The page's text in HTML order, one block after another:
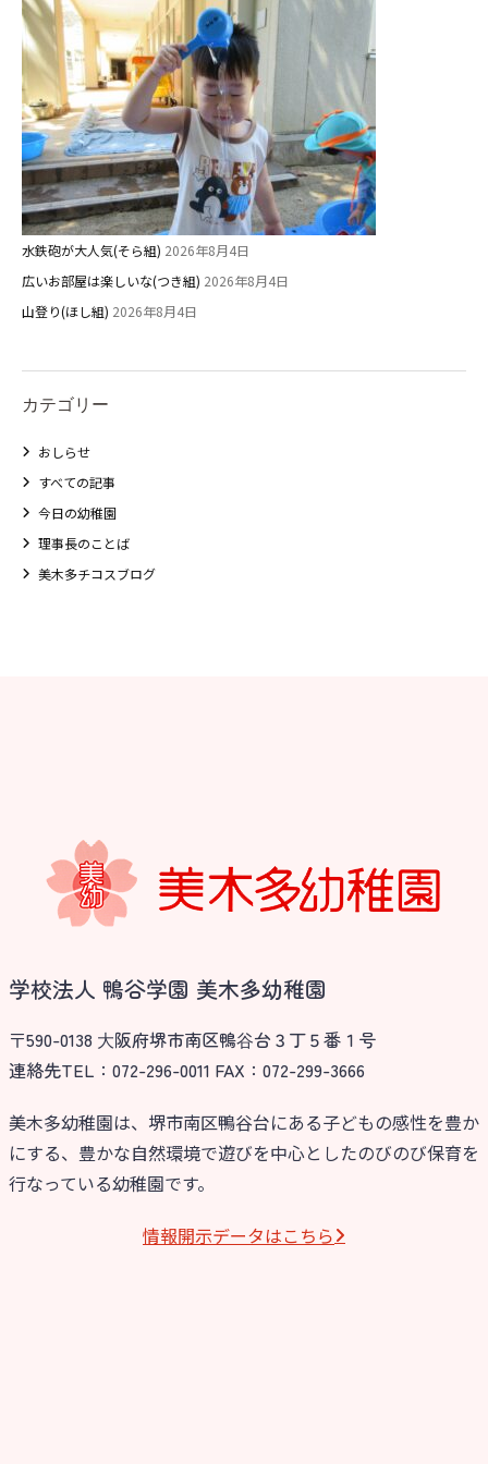
水鉄砲が大人気(そら組) 2026年8月4日
広いお部屋は楽しいな(つき組) 2026年8月4日
山登り(ほし組) 2026年8月4日
カテゴリー
おしらせ
すべての記事
今日の幼稚園
理事長のことば
美木多チコスブログ
学校法人 鴨谷学園 美木多幼稚園
〒590-0138 ⼤阪府堺市南区鴨⾕台３丁５番１号
連絡先TEL：072-296-0011 FAX：072-299-3666
美木多幼稚園は、堺市南区鴨谷台にある子どもの感性を豊か
にする、豊かな自然環境で遊びを中心としたのびのび保育を
行なっている幼稚園です。
情報開⽰データはこちら
園舎案内
安⼼・安全対策
給⾷
課外教室
理事長のことば
教育と保育
美⽊多幼稚園の理想
園の1⽇
預かり保育［ヒラソル ]
美⽊多チコス
美⽊多チコスについて
美⽊多チコスブログ
関係先リンク
学校法⼈鴨⾕学園 鳳幼稚園
学校法⼈諏訪森学園 諏訪森幼稚
⼤阪府私⽴幼稚園連盟